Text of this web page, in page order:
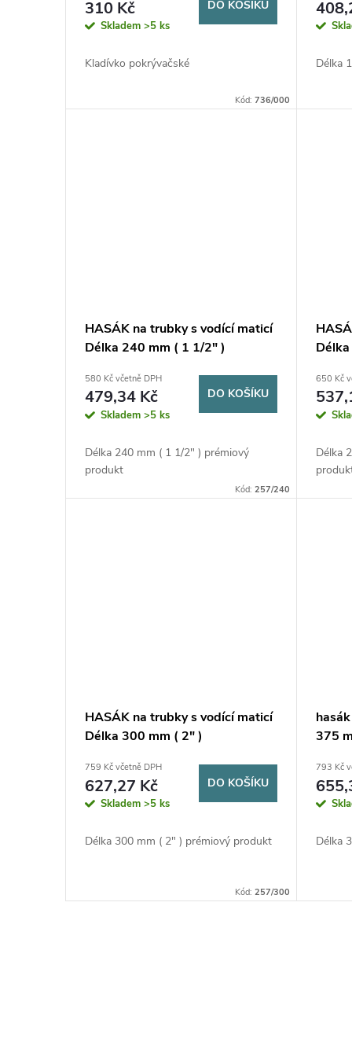
t
310 Kč
Skladem >5 ks
DO KOŠÍKU
Kladívko pokrývačské
Kód:736/000
Délka
HASÁK na trubky s vodící maticí
Délka 240 mm ( 1 1/2" )
580 Kč včetně DPH
479,34 Kč
Skladem >5 ks
DO KOŠÍKU
Délka 240 mm ( 1 1/2" ) prémiový
produkt
Kód:257/240
650 Kč
Délka
HASÁK na trubky s vodící maticí
Délka 300 mm ( 2" )
759 Kč včetně DPH
627,27 Kč
Skladem >5 ks
DO KOŠÍKU
Délka 300 mm ( 2" ) prémiový produkt
Kód:257/300
375
793 Kč
Délka